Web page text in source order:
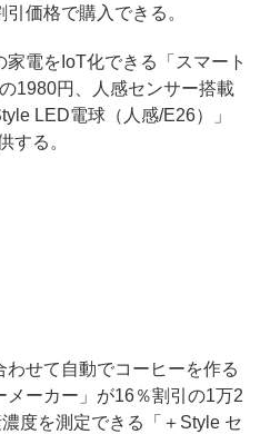
価格で購入できる。
電をIoT化できる「スマート
1980円、人感センサー搭載
LED電球（人感/E26）」
する。
せて自動でコーヒーを作る
メーカー」が16％割引の1万2
度を測定できる「＋Style セ